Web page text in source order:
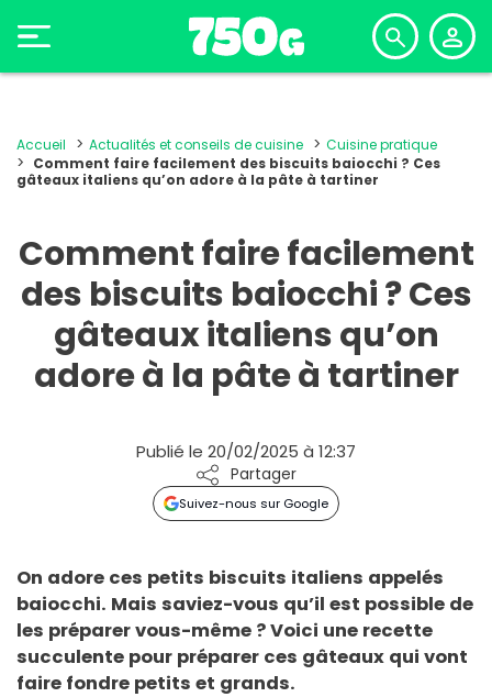
Accueil Actualités et conseils de cuisine
Cuisine pratique
Comment faire facilement des biscuits baiocchi ? Ces
gâteaux italiens qu’on adore à la pâte à tartiner
Comment faire facilement
des biscuits baiocchi ? Ces
gâteaux italiens qu’on
adore à la pâte à tartiner
Publié le 20/02/2025 à 12:37
Partager
Suivez-nous sur Google
On adore ces petits biscuits italiens appelés
baiocchi. Mais saviez-vous qu’il est possible de
les préparer vous-même ? Voici une recette
succulente pour préparer ces gâteaux qui vont
faire fondre petits et grands.